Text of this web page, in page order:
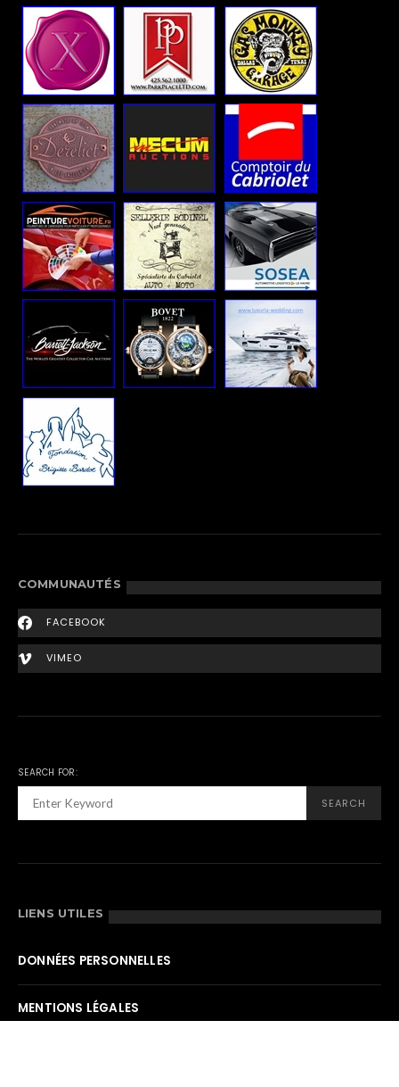
COMMUNAUTÉS
FACEBOOK
VIMEO
SEARCH FOR:
SEARCH
LIENS UTILES
DONNÉES PERSONNELLES
MENTIONS LÉGALES